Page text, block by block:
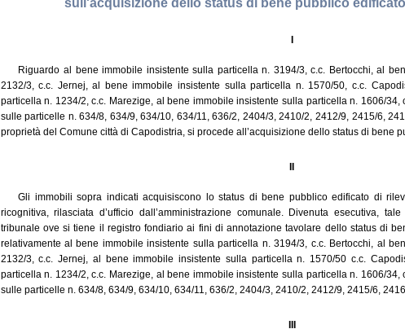
Riguardo al bene immobile insistente sulla particella n. 3194/3, c.c. Bertocchi, al
2132/3, c.c. Jernej, al bene immobile insistente sulla particella n. 1570/50, c.c.
particella n. 1234/2, c.c. Marezige, al bene immobile insistente sulla particella n. 1606/
sulle particelle n. 634/8, 634/9, 634/10, 634/11, 636/2, 2404/3, 2410/2, 2412/9, 2415/6,
proprietà del Comune città di Capodistria, si procede all’acquisizione dello status di bene
Gli immobili sopra indicati acquisiscono lo status di bene pubblico edificato di
ricognitiva, rilasciata d’ufficio dall’amministrazione comunale. Divenuta esecutiva,
tribunale ove si tiene il registro fondiario ai fini di annotazione tavolare dello status di
relativamente al bene immobile insistente sulla particella n. 3194/3, c.c. Bertocchi, al
2132/3, c.c. Jernej, al bene immobile insistente sulla particella n. 1570/50 c.c.
particella n. 1234/2, c.c. Marezige, al bene immobile insistente sulla particella n. 1606/
sulle particelle n. 634/8, 634/9, 634/10, 634/11, 636/2, 2404/3, 2410/2, 2412/9, 2415/6,